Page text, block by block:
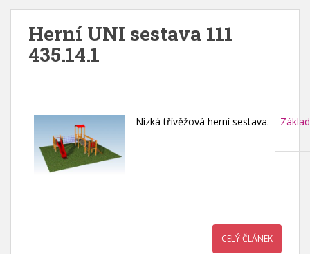
Herní UNI sestava 111
435.14.1
Nízká třívěžová herní sestava.
CELÝ ČLÁNEK